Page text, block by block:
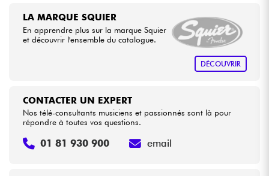
LA MARQUE SQUIER
En apprendre plus sur la marque Squier
et découvrir l'ensemble du catalogue.
DÉCOUVRIR
CONTACTER UN EXPERT
Nos télé-consultants musiciens et passionnés sont là pour
répondre à toutes vos questions.
01 81 930 900 email